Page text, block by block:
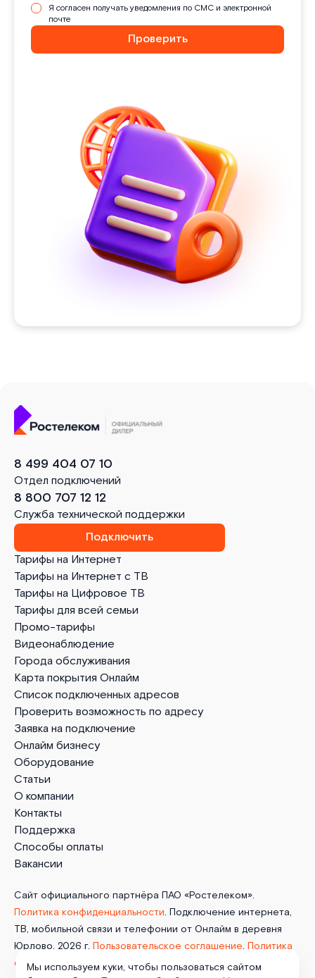
Я согласен получать уведомления по СМС и электронной
почте
Проверить
Тарифы на Интернет
Тарифы на Интернет с ТВ
Тарифы на Цифровое ТВ
Тарифы для всей семьи
Промо-тарифы
Видеонаблюдение
Города обслуживания
Карта покрытия Онлайм
Список подключенных адресов
Проверить возможность по адресу
Заявка на подключение
Онлайм бизнесу
Оборудование
Статьи
О компании
Контакты
Поддержка
Способы оплаты
Вакансии
8 499 404 07 10
Отдел подключений
8 800 707 12 12
Служба технической поддержки
Подключить
Сайт официального партнёра ПАО «Ростелеком».
Политика конфиденциальности. Подключение интернета,
ТВ, мобильной связи и телефонии от Онлайм в деревня
Юрлово. 2026 г. Пользовательское соглашение. Политика
обработки cookies. Отписаться от получения
Мы используем куки, чтобы пользоваться сайтом